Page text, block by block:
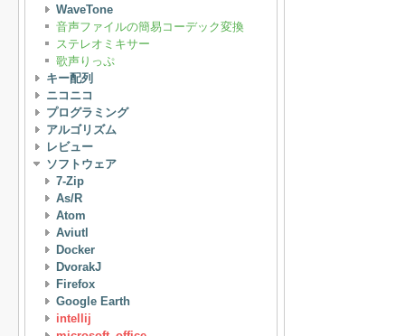
WaveTone
音声ファイルの簡易コーデック変換
ステレオミキサー
歌声りっぷ
キー配列
ニコニコ
プログラミング
アルゴリズム
レビュー
ソフトウェア
7-Zip
As/R
Atom
Aviutl
Docker
DvorakJ
Firefox
Google Earth
intellij